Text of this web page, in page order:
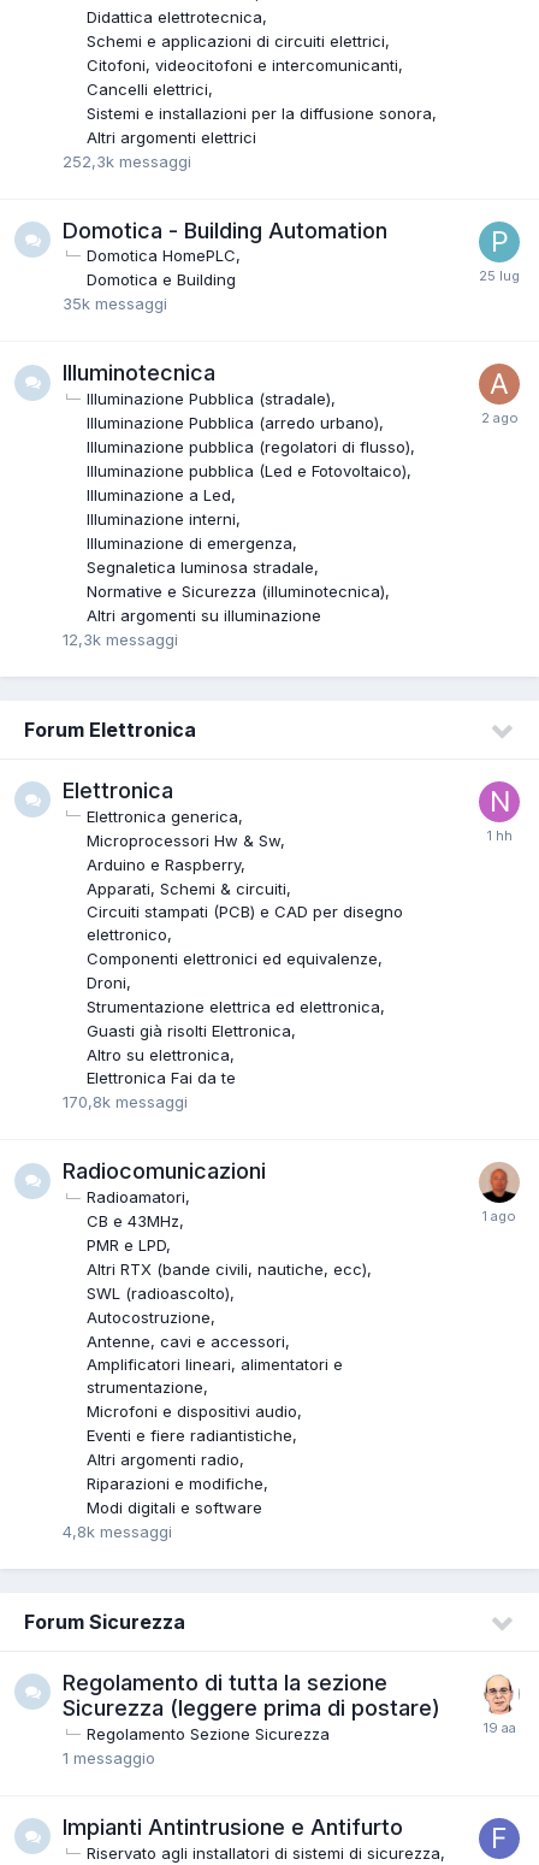
Didattica elettrotecnica
Schemi e applicazioni di circuiti elettrici
Citofoni, videocitofoni e intercomunicanti
Cancelli elettrici
Sistemi e installazioni per la diffusione sonora
Altri argomenti elettrici
252,3k messaggi
Domotica - Building Automation
Domotica HomePLC
Domotica e Building
35k messaggi
Illuminotecnica
Illuminazione Pubblica (stradale)
Illuminazione Pubblica (arredo urbano)
Illuminazione pubblica (regolatori di flusso)
Illuminazione pubblica (Led e Fotovoltaico)
Illuminazione a Led
Illuminazione interni
Illuminazione di emergenza
Segnaletica luminosa stradale
Normative e Sicurezza (illuminotecnica)
Altri argomenti su illuminazione
12,3k messaggi
Forum Elettronica
Elettronica
Elettronica generica
Microprocessori Hw & Sw
Arduino e Raspberry
Apparati, Schemi & circuiti
Circuiti stampati (PCB) e CAD per disegno
elettronico
Componenti elettronici ed equivalenze
Droni
Strumentazione elettrica ed elettronica
Guasti già risolti Elettronica
Altro su elettronica
Elettronica Fai da te
170,8k messaggi
Radiocomunicazioni
Radioamatori
CB e 43MHz
PMR e LPD
Altri RTX (bande civili, nautiche, ecc)
SWL (radioascolto)
Autocostruzione
Antenne, cavi e accessori
Amplificatori lineari, alimentatori e
strumentazione
Microfoni e dispositivi audio
Eventi e fiere radiantistiche
Altri argomenti radio
Riparazioni e modifiche
Modi digitali e software
4,8k messaggi
Forum Sicurezza
Regolamento di tutta la sezione
Sicurezza (leggere prima di postare)
Regolamento Sezione Sicurezza
1 messaggio
Impianti Antintrusione e Antifurto
Riservato agli installatori di sistemi di sicurezza